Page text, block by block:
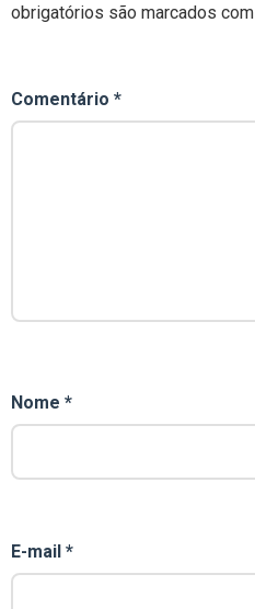
obrigatórios são marcados com
Comentário *
Nome *
E-mail *